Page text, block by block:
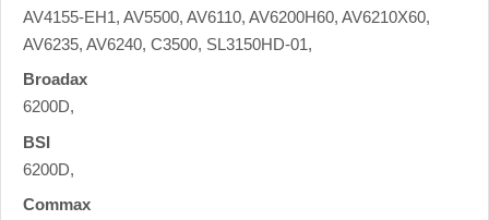
AV4155-EH1, AV5500, AV6110, AV6200H60, AV6210X60,
AV6235, AV6240, C3500, SL3150HD-01,
Broadax
6200D,
BSI
6200D,
Commax